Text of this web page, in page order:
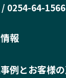
0254-64-
報
事例とお客様